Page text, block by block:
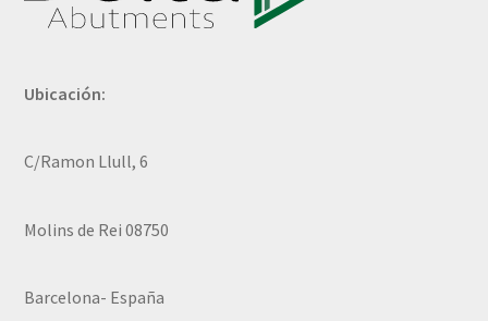
Ubicación:
C/Ramon Llull, 6
Molins de Rei 08750
Barcelona- España